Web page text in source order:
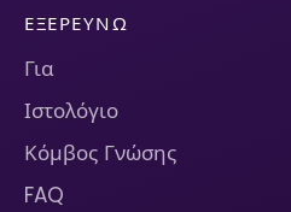
ΕΞΕΡΕΥΝΏ
Για
Ιστολόγιο
Κόμβος Γνώσης
FAQ